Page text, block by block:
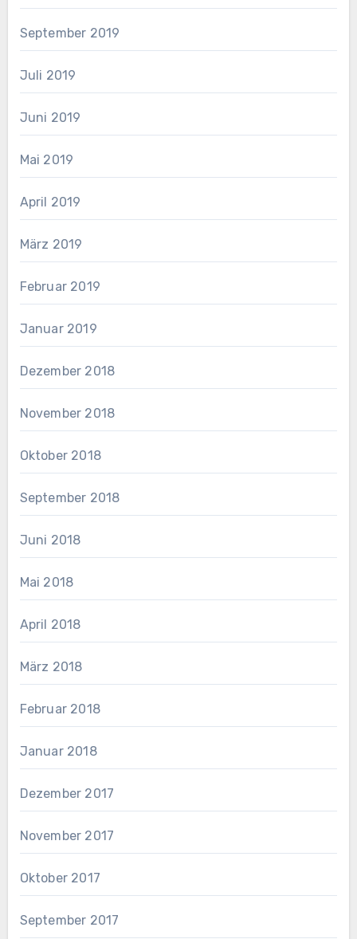
September 2019
Juli 2019
Juni 2019
Mai 2019
April 2019
März 2019
Februar 2019
Januar 2019
Dezember 2018
November 2018
Oktober 2018
September 2018
Juni 2018
Mai 2018
April 2018
März 2018
Februar 2018
Januar 2018
Dezember 2017
November 2017
Oktober 2017
September 2017